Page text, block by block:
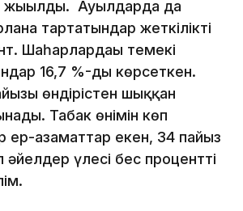
жығылды. Ауылдарда да
тартатындар жеткілікті
Шаһарлардағы темекі
16,7 %-ды көрсеткен.
өндірістен шыққан
Табак өнімін көп
ер-азаматтар екен, 34 пайыз
үлесі бес процентті